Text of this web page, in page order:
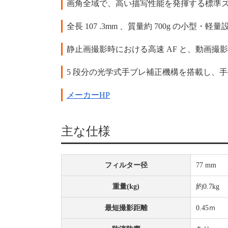
画角全域で、高い描写性能を発揮する標準
全長 107 .3mm 、質量約 700g の小型・軽量
静止画撮影時における高速 AF と、動画撮
5 段分の光学式手ブレ補正機構を搭載し、
メーカーHP
主な仕様
フィルター径 77 mm
重量(kg) 約0.7kg
最短撮影距離 0.45ｍ